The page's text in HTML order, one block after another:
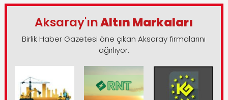
Aksaray'ınAltın Markaları
Birlik Haber Gazetesi öne çıkan Aksaray firmalarını
ağırlıyor.